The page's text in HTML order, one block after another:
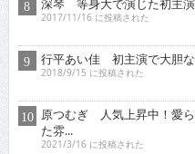
深琴 等身大で演じた初主演
2017/11/16 に投稿された
行平あい佳 初主演で大胆
2018/9/15 に投稿された
原つむぎ 人気上昇中！愛
た雰...
2021/3/16 に投稿された